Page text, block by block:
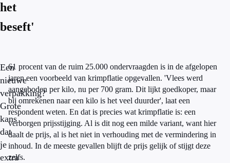
het
beseft'
Een
nieuwe
verpakking?
Grote
kans
dat
je
extra
61 procent van de ruim 25.000 ondervraagden is in de afgelopen
jaren een voorbeeld van krimpflatie opgevallen. 'Vlees werd
aangeboden per kilo, nu per 700 gram. Dit lijkt goedkoper, maar
bij omrekenen naar een kilo is het veel duurder', laat een
respondent weten. En dat is precies wat krimpflatie is: een
verborgen prijsstijging. Al is dit nog een milde variant, want hier
daalt de prijs, al is het niet in verhouding met de vermindering in
inhoud. In de meeste gevallen blijft de prijs gelijk of stijgt deze
zelfs.